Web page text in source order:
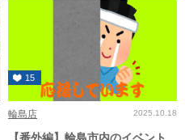
15
輪島店 2025.10.18